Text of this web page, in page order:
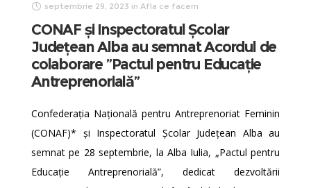
septembrie 29, 2023 in Afla ce facem
CONAF și Inspectoratul Școlar
Județean Alba au semnat Acordul de
colaborare ”Pactul pentru Educație
Antreprenorială”
Confederaţia Naţională pentru Antreprenoriat Feminin
(CONAF)* și Inspectoratul Școlar Județean Alba au
semnat pe 28 septembrie, la Alba Iulia, „Pactul pentru
Educație Antreprenorială”, dedicat dezvoltării